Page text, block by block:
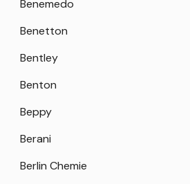
Benemedo
Benetton
Bentley
Benton
Beppy
Berani
Berlin Chemie